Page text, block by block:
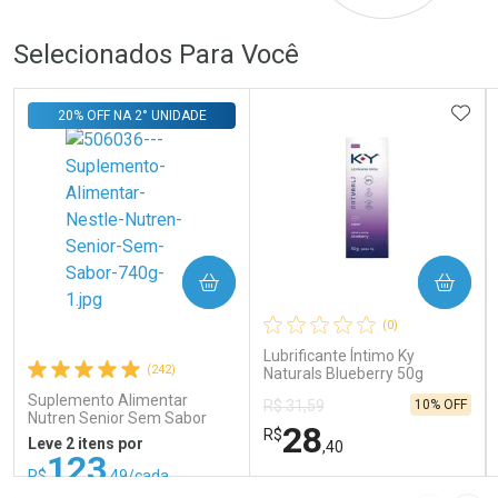
Selecionados Para Você
(242)
Suplemento Alimentar
Nutren Senior Sem Sabor
740g
20% OFF NA 2° UNIDADE
Leve 2 itens por
R$123,49/cada
COMPRAR
(0)
Lubrificante Íntimo Ky
Naturals Blueberry 50g
R$ 31,59
R$28,40
10% OFF
COMPRAR